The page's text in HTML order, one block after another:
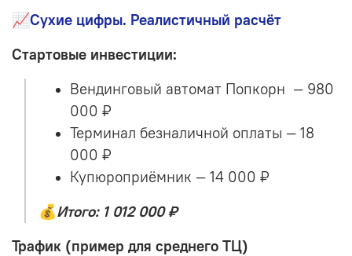
📈Сухие цифры. Реалистичный расчёт
Стартовые инвестиции:
Вендинговый автомат Попкорн — 980
000 ₽
Терминал безналичной оплаты — 18
000 ₽
Купюроприёмник — 14 000 ₽
💰Итого: 1 012 000 ₽
Трафик (пример для среднего ТЦ)